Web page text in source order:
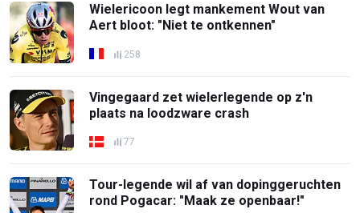
Wielericoon legt mankement Wout van
Aert bloot: "Niet te ontkennen"
258
Vingegaard zet wielerlegende op z'n
plaats na loodzware crash
77
Tour-legende wil af van dopinggeruchten
rond Pogacar: "Maak ze openbaar!"